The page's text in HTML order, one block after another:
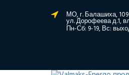
МО, г. Балашиха,
ул. Дорофеева д.1,
Пн-Сб: 9-19, Вс: